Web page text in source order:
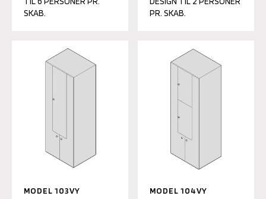
SKAB.
PR. SKAB.
MODEL 103VY MODEL 104VY